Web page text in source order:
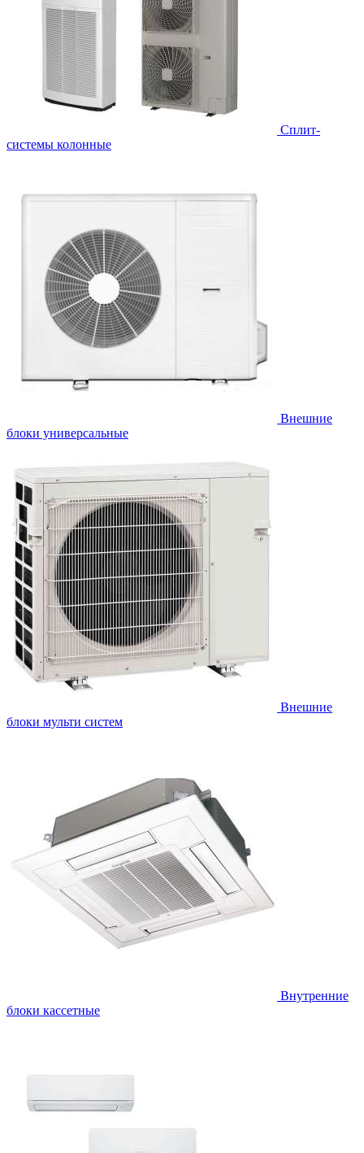
Cплит-
системы колонные
Внешние
блоки универсальные
Внешние
блоки мульти систем
Внутренние
блоки кассетные